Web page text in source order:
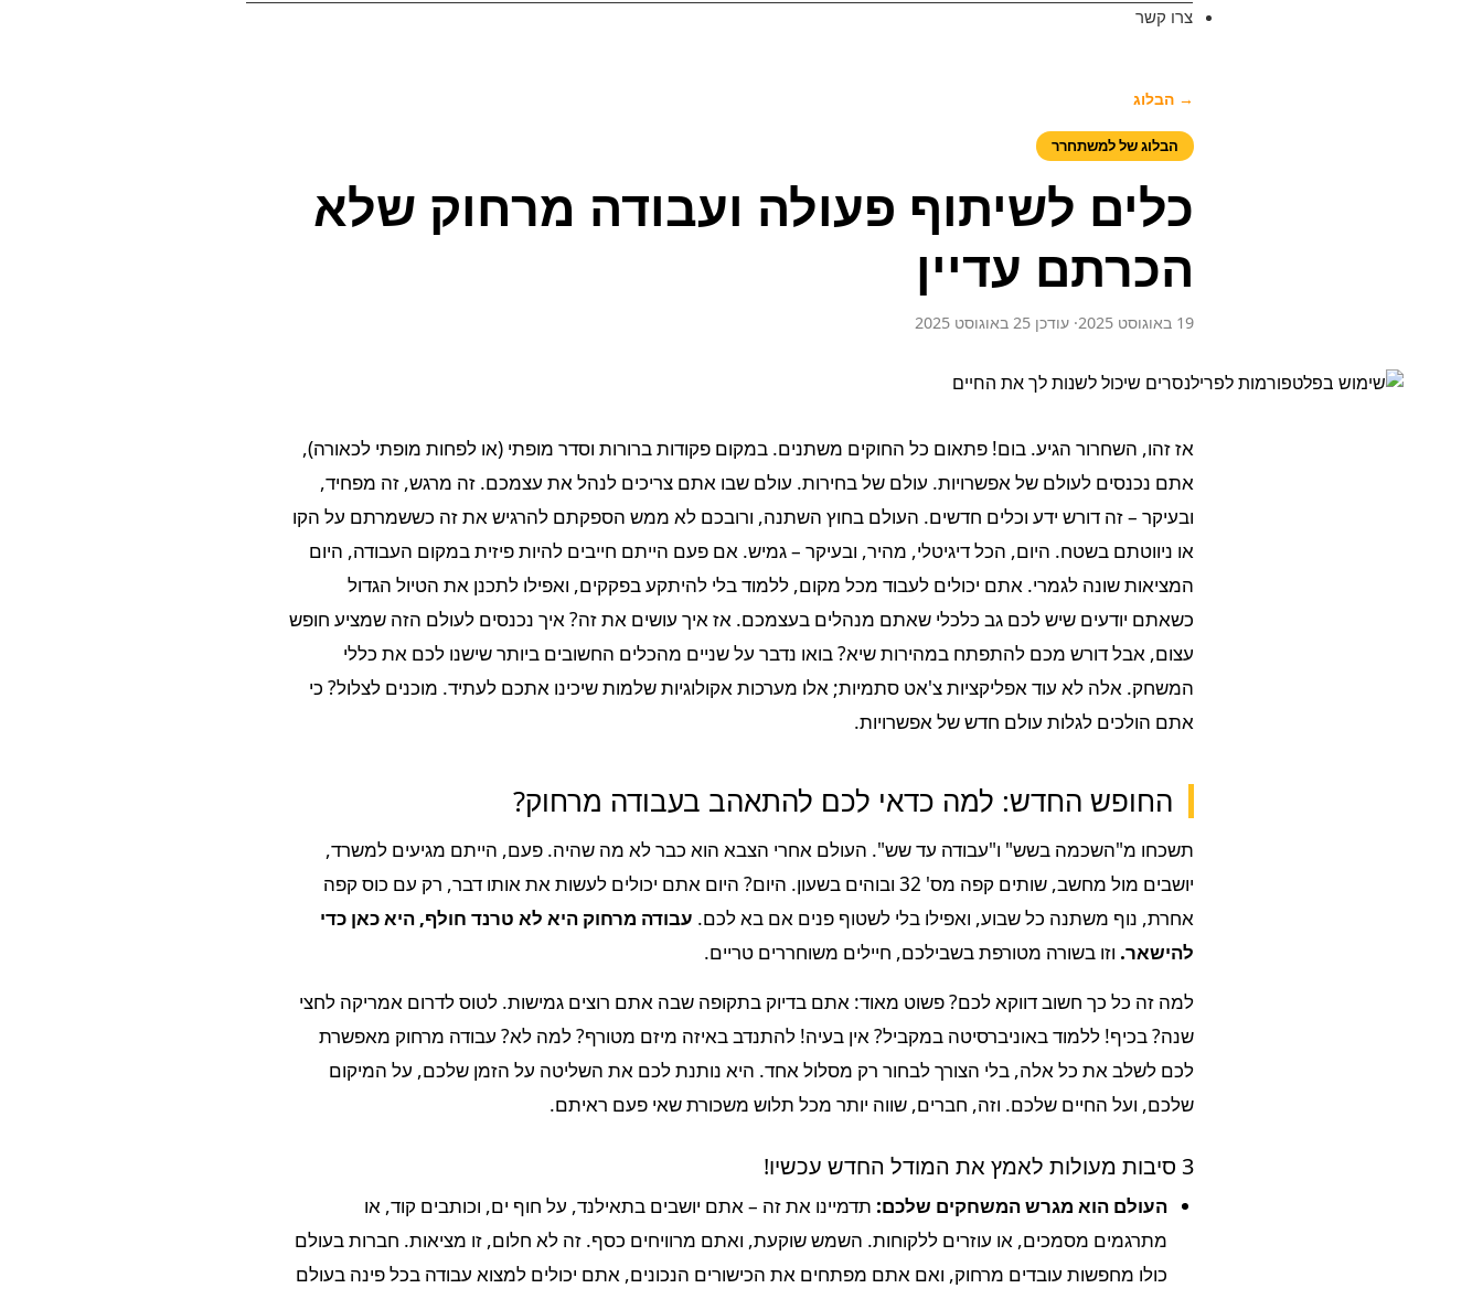
צרו קשר
→ הבלוג
הבלוג של למשתחרר
כלים לשיתוף פעולה ועבודה מרחוק שלא
הכרתם עדיין
19 באוגוסט 2025 · עודכן 25 באוגוסט 2025
אז זהו, השחרור הגיע. בום! פתאום כל החוקים משתנים. במקום פקודות ברורות וסדר מופתי (או לפחות מופתי לכאורה),
אתם נכנסים לעולם של אפשרויות. עולם של בחירות. עולם שבו אתם צריכים לנהל את עצמכם. זה מרגש, זה מפחיד,
ובעיקר – זה דורש ידע וכלים חדשים. העולם בחוץ השתנה, ורובכם לא ממש הספקתם להרגיש את זה כששמרתם על הקו
או ניווטתם בשטח. היום, הכל דיגיטלי, מהיר, ובעיקר – גמיש. אם פעם הייתם חייבים להיות פיזית במקום העבודה, היום
המציאות שונה לגמרי. אתם יכולים לעבוד מכל מקום, ללמוד בלי להיתקע בפקקים, ואפילו לתכנן את הטיול הגדול
כשאתם יודעים שיש לכם גב כלכלי שאתם מנהלים בעצמכם. אז איך עושים את זה? איך נכנסים לעולם הזה שמציע חופש
עצום, אבל דורש מכם להתפתח במהירות שיא? בואו נדבר על שניים מהכלים החשובים ביותר שישנו לכם את כללי
המשחק. אלה לא עוד אפליקציות צ'אט סתמיות; אלו מערכות אקולוגיות שלמות שיכינו אתכם לעתיד. מוכנים לצלול? כי
אתם הולכים לגלות עולם חדש של אפשרויות.
החופש החדש: למה כדאי לכם להתאהב בעבודה מרחוק?
תשכחו מ"השכמה בשש" ו"עבודה עד שש". העולם אחרי הצבא הוא כבר לא מה שהיה. פעם, הייתם מגיעים למשרד,
יושבים מול מחשב, שותים קפה מס' 32 ובוהים בשעון. היום? היום אתם יכולים לעשות את אותו דבר, רק עם כוס קפה
אחרת, נוף משתנה כל שבוע, ואפילו בלי לשטוף פנים אם בא לכם. עבודה מרחוק היא לא טרנד חולף, היא כאן כדי
להישאר. וזו בשורה מטורפת בשבילכם, חיילים משוחררים טריים.
למה זה כל כך חשוב דווקא לכם? פשוט מאוד: אתם בדיוק בתקופה שבה אתם רוצים גמישות. לטוס לדרום אמריקה לחצי
שנה? בכיף! ללמוד באוניברסיטה במקביל? אין בעיה! להתנדב באיזה מיזם מטורף? למה לא? עבודה מרחוק מאפשרת
לכם לשלב את כל אלה, בלי הצורך לבחור רק מסלול אחד. היא נותנת לכם את השליטה על הזמן שלכם, על המיקום
שלכם, ועל החיים שלכם. וזה, חברים, שווה יותר מכל תלוש משכורת שאי פעם ראיתם.
3 סיבות מעולות לאמץ את המודל החדש עכשיו!
העולם הוא מגרש המשחקים שלכם: תדמיינו את זה – אתם יושבים בתאילנד, על חוף ים, וכותבים קוד, או
מתרגמים מסמכים, או עוזרים ללקוחות. השמש שוקעת, ואתם מרוויחים כסף. זה לא חלום, זו מציאות. חברות בעולם
כולו מחפשות עובדים מרחוק, ואם אתם מפתחים את הכישורים הנכונים, אתם יכולים למצוא עבודה בכל פינה בעולם